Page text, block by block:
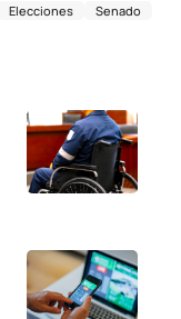
Elecciones Senado